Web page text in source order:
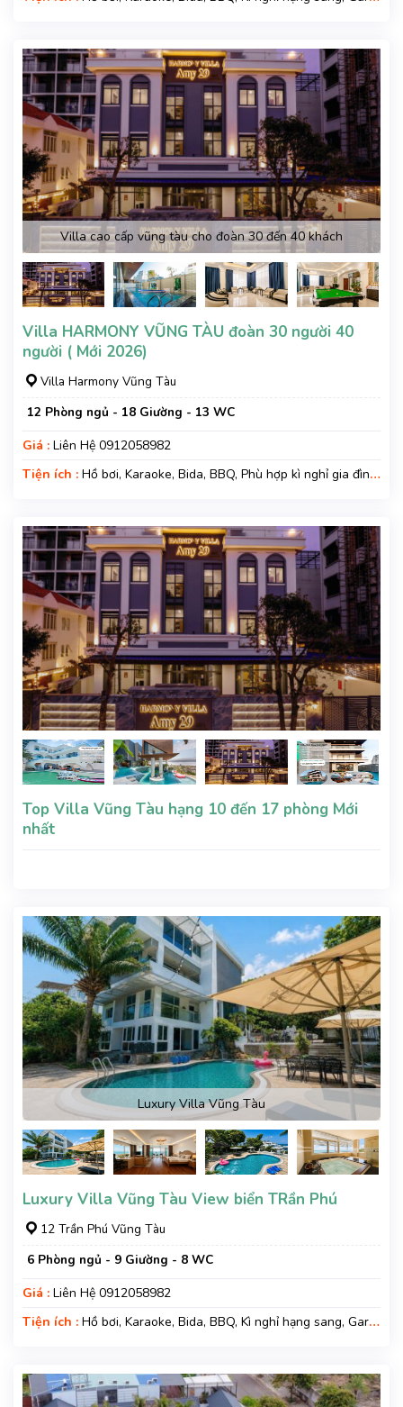
Villa cao cấp vũng tàu cho đoàn 30 đến 40 khách
Villa HARMONY VŨNG TÀU đoàn 30 người 40
người ( Mới 2026)
Villa Harmony Vũng Tàu
12 Phòng ngủ - 18 Giường - 13 WC
Giá : Liên Hệ 0912058982
Tiện ích : Hồ bơi, Karaoke, Bida, BBQ, Phù hợp kì nghỉ gia đình,
Top Villa Vũng Tàu hạng 10 đến 17 phòng Mới
nhất
Luxury Villa Vũng Tàu
Luxury Villa Vũng Tàu View biển TRần Phú
12 Trần Phú Vũng Tàu
6 Phòng ngủ - 9 Giường - 8 WC
Giá : Liên Hệ 0912058982
Tiện ích : Hồ bơi, Karaoke, Bida, BBQ, Kì nghỉ hạng sang, Gara